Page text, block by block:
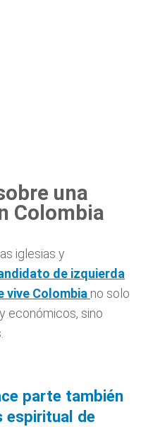
una
Colombia
iglesias y
de izquierda
vive Colombia no solo
económicos, sino
parte también
espiritual de